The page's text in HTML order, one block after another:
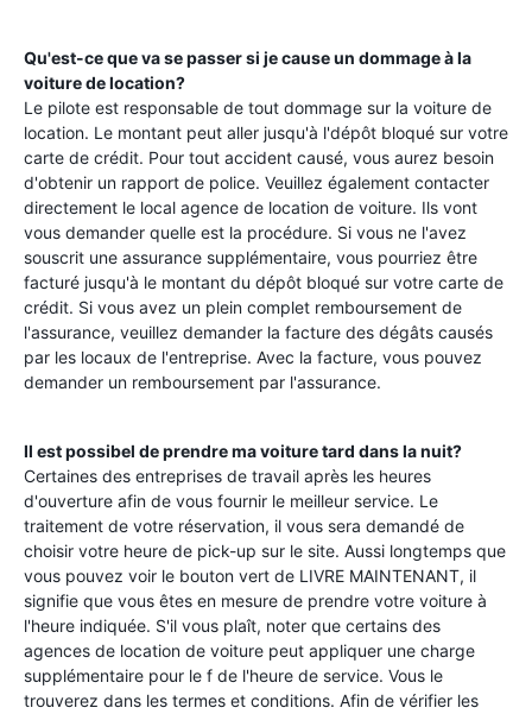
Qu'est-ce que va se passer si je cause un dommage à la
voiture de location?
Le pilote est responsable de tout dommage sur la voiture de
location. Le montant peut aller jusqu'à l'dépôt bloqué sur votre
carte de crédit. Pour tout accident causé, vous aurez besoin
d'obtenir un rapport de police. Veuillez également contacter
directement le local agence de location de voiture. Ils vont
vous demander quelle est la procédure. Si vous ne l'avez
souscrit une assurance supplémentaire, vous pourriez être
facturé jusqu'à le montant du dépôt bloqué sur votre carte de
crédit. Si vous avez un plein complet remboursement de
l'assurance, veuillez demander la facture des dégâts causés
par les locaux de l'entreprise. Avec la facture, vous pouvez
demander un remboursement par l'assurance.
Il est possibel de prendre ma voiture tard dans la nuit?
Certaines des entreprises de travail après les heures
d'ouverture afin de vous fournir le meilleur service. Le
traitement de votre réservation, il vous sera demandé de
choisir votre heure de pick-up sur le site. Aussi longtemps que
vous pouvez voir le bouton vert de LIVRE MAINTENANT, il
signifie que vous êtes en mesure de prendre votre voiture à
l'heure indiquée. S'il vous plaît, noter que certains des
agences de location de voiture peut appliquer une charge
supplémentaire pour le f de l'heure de service. Vous le
trouverez dans les termes et conditions. Afin de vérifier les